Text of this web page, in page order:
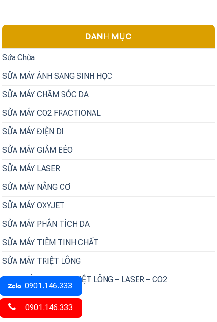
DANH MỤC
Sửa Chữa
SỬA MÁY ÁNH SÁNG SINH HỌC
SỬA MÁY CHĂM SÓC DA
SỬA MÁY CO2 FRACTIONAL
SỬA MÁY ĐIỆN DI
SỬA MÁY GIẢM BÉO
SỬA MÁY LASER
SỬA MÁY NÂNG CƠ
SỬA MÁY OXYJET
SỬA MÁY PHÂN TÍCH DA
SỬA MÁY TIÊM TINH CHẤT
SỬA MÁY TRIỆT LÔNG
THAY BÓNG XUNG TRIỆT LÔNG – LASER – CO2
FRACTIONAL
Tin tức
0901.146.333
0901.146.333